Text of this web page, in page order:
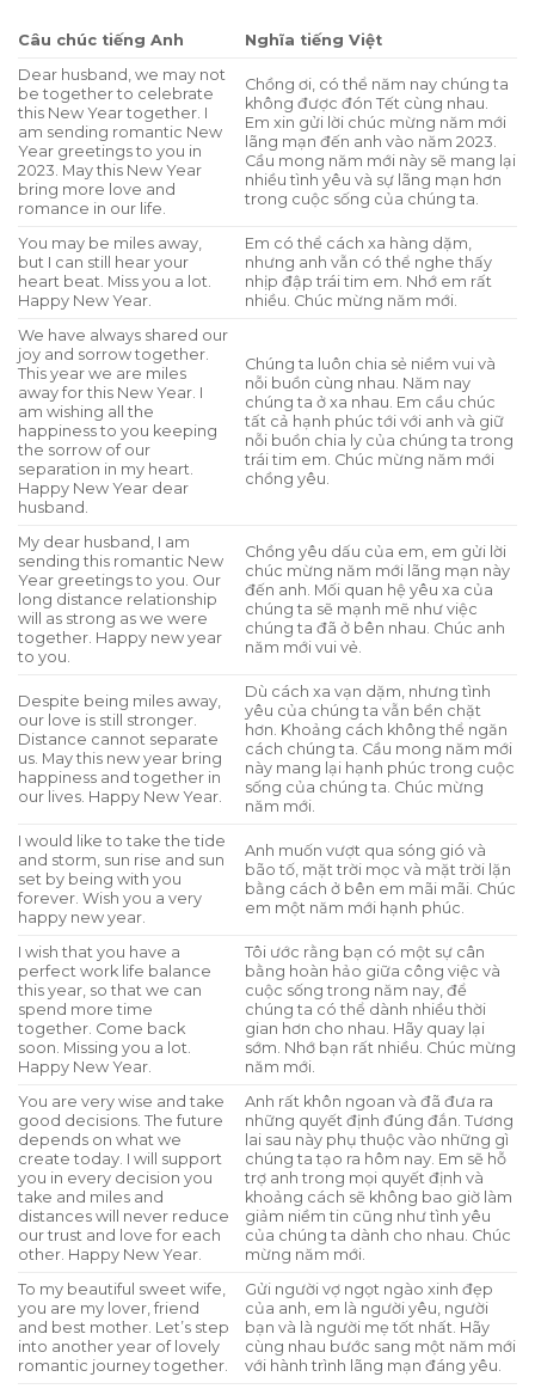
Câu chúc tiếng Anh
Nghĩa tiếng Việt
Dear husband, we may not
be together to celebrate
this New Year together. I
am sending romantic New
Year greetings to you in
2023. May this New Year
bring more love and
romance in our life.
Chồng ơi, có thể năm nay chúng ta
không được đón Tết cùng nhau.
Em xin gửi lời chúc mừng năm mới
lãng mạn đến anh vào năm 2023.
Cầu mong năm mới này sẽ mang lại
nhiều tình yêu và sự lãng mạn hơn
trong cuộc sống của chúng ta.
You may be miles away,
but I can still hear your
heart beat. Miss you a lot.
Happy New Year.
Em có thể cách xa hàng dặm,
nhưng anh vẫn có thể nghe thấy
nhịp đập trái tim em. Nhớ em rất
nhiều. Chúc mừng năm mới.
We have always shared our
joy and sorrow together.
This year we are miles
away for this New Year. I
am wishing all the
happiness to you keeping
the sorrow of our
separation in my heart.
Happy New Year dear
husband.
Chúng ta luôn chia sẻ niềm vui và
nỗi buồn cùng nhau. Năm nay
chúng ta ở xa nhau. Em cầu chúc
tất cả hạnh phúc tới với anh và giữ
nỗi buồn chia ly của chúng ta trong
trái tim em. Chúc mừng năm mới
chồng yêu.
My dear husband, I am
sending this romantic New
Year greetings to you. Our
long distance relationship
will as strong as we were
together. Happy new year
to you.
Chồng yêu dấu của em, em gửi lời
chúc mừng năm mới lãng mạn này
đến anh. Mối quan hệ yêu xa của
chúng ta sẽ mạnh mẽ như việc
chúng ta đã ở bên nhau. Chúc anh
năm mới vui vẻ.
Despite being miles away,
our love is still stronger.
Distance cannot separate
us. May this new year bring
happiness and together in
our lives. Happy New Year.
Dù cách xa vạn dặm, nhưng tình
yêu của chúng ta vẫn bền chặt
hơn. Khoảng cách không thể ngăn
cách chúng ta. Cầu mong năm mới
này mang lại hạnh phúc trong cuộc
sống của chúng ta. Chúc mừng
năm mới.
I would like to take the tide
and storm, sun rise and sun
set by being with you
forever. Wish you a very
happy new year.
Anh muốn vượt qua sóng gió và
bão tố, mặt trời mọc và mặt trời lặn
bằng cách ở bên em mãi mãi. Chúc
em một năm mới hạnh phúc.
I wish that you have a
perfect work life balance
this year, so that we can
spend more time
together. Come back
soon. Missing you a lot.
Happy New Year.
Tôi ước rằng bạn có một sự cân
bằng hoàn hảo giữa công việc và
cuộc sống trong năm nay, để
chúng ta có thể dành nhiều thời
gian hơn cho nhau. Hãy quay lại
sớm. Nhớ bạn rất nhiều. Chúc mừng
năm mới.
You are very wise and take
good decisions. The future
depends on what we
create today. I will support
you in every decision you
take and miles and
distances will never reduce
our trust and love for each
other. Happy New Year.
Anh rất khôn ngoan và đã đưa ra
những quyết định đúng đắn. Tương
lai sau này phụ thuộc vào những gì
chúng ta tạo ra hôm nay. Em sẽ hỗ
trợ anh trong mọi quyết định và
khoảng cách sẽ không bao giờ làm
giảm niềm tin cũng như tình yêu
của chúng ta dành cho nhau. Chúc
mừng năm mới.
To my beautiful sweet wife,
you are my lover, friend
and best mother. Let’s step
into another year of lovely
romantic journey together.
Gửi người vợ ngọt ngào xinh đẹp
của anh, em là người yêu, người
bạn và là người mẹ tốt nhất. Hãy
cùng nhau bước sang một năm mới
với hành trình lãng mạn đáng yêu.